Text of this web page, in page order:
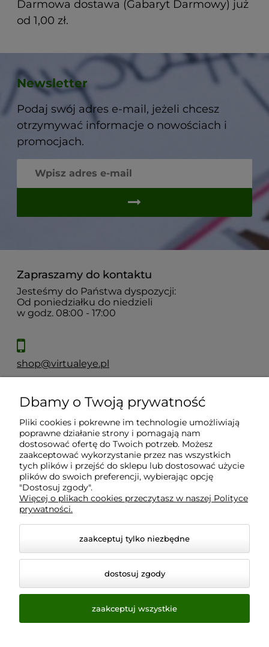
Darmowa dostawa (Gabaryt Darmowy) już
od 1,00 zł.
Newsletter
Podaj swój adres e-mail, jeżeli chcesz
otrzymywać informacje o nowościach i
promocjach.
Zapraszamy do kontaktu
Jesteśmy do Państwa dyspozycji:
Od poniedziałku do niedzieli
w godz. 08:00 - 17:00
shop@virtualeye.pl
Moje konto
Płatności i dostawa
Informacje
O nas
Dbamy o Twoją prywatność
Pliki cookies i pokrewne im technologie umożliwiają
poprawne działanie strony i pomagają nam
dostosować ofertę do Twoich potrzeb. Możesz
zaakceptować wykorzystanie przez nas wszystkich
tych plików i przejść do sklepu lub dostosować użycie
plików do swoich preferencji, wybierając opcję
"Dostosuj zgody".
Więcej o plikach cookies przeczytasz w naszej Polityce
prywatności.
zaakceptuj tylko niezbędne
dostosuj zgody
zaakceptuj wszystkie